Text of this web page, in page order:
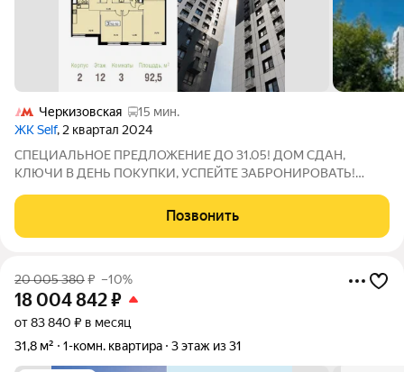
Черкизовская
15 мин.
ЖК Self, 2 квартал 2024
СПЕЦИАЛЬНОЕ ПРЕДЛОЖЕНИЕ ДО 31.05! ДОМ СДАН,
КЛЮЧИ В ДЕНЬ ПОКУПКИ, УСПЕЙТЕ ЗАБРОНИРОВАТЬ!
на 12 этаже в современном ЖК Парковый Квартал СЕЛФ.
Семейная ипотека от 5,99%. Квартира без отделки
Позвонить
20 005 380₽ –10%
18 004 842₽
от 83 840 ₽ в месяц
31,8 м²
1-комн. квартира 3 этаж из 31